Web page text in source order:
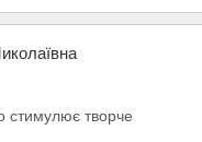
стимулює творче